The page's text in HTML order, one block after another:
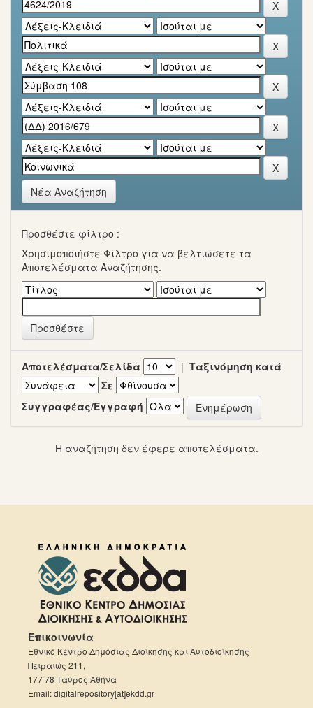
Νέα Αναζήτηση
Προσθέστε φίλτρο :
Χρησιμοποιήστε Φίλτρο για να βελτιώσετε τα
Αποτελέσματα Αναζήτησης.
Αποτελέσματα/Σελίδα | Ταξινόμηση κατά
Σε
Συγγραφέας/Εγγραφή
Η αναζήτηση δεν έφερε αποτελέσματα.
Επικοινωνία
Εθνικό Κέντρο Δημόσιας Διοίκησης και Αυτοδιοίκησης
Πειραιώς 211,
177 78 Ταύρος Αθήνα
Email: digitalrepository[at]ekdd.gr